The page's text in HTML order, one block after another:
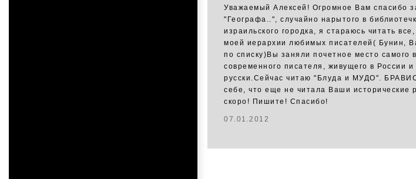
Уважаемый Алексей! Огромное Вам спасибо
"Географа..", случайно нарытого в
израильского городка, я стараюсь читать
моей иерархии любимых писателей( Бунин,
по списку)Вы заняли почетное место самого
современного писателя, живущего в России
русски.Сейчас читаю "Блуда и МУДО".
себе, что еще не читала Ваши исторические
скоро! Пишите! Спасибо!
07.01.2012